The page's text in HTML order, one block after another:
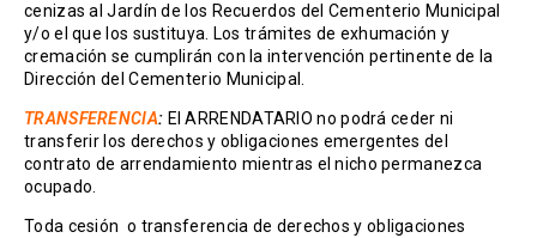
cenizas al Jardín de los Recuerdos del Cementerio Municipal
y/o el que los sustituya. Los trámites de exhumación y
cremación se cumplirán con la intervención pertinente de la
Dirección del Cementerio Municipal.
TRANSFERENCIA: El ARRENDATARIO no podrá ceder ni
transferir los derechos y obligaciones emergentes del
contrato de arrendamiento mientras el nicho permanezca
ocupado.
Toda cesión o transferencia de derechos y obligaciones